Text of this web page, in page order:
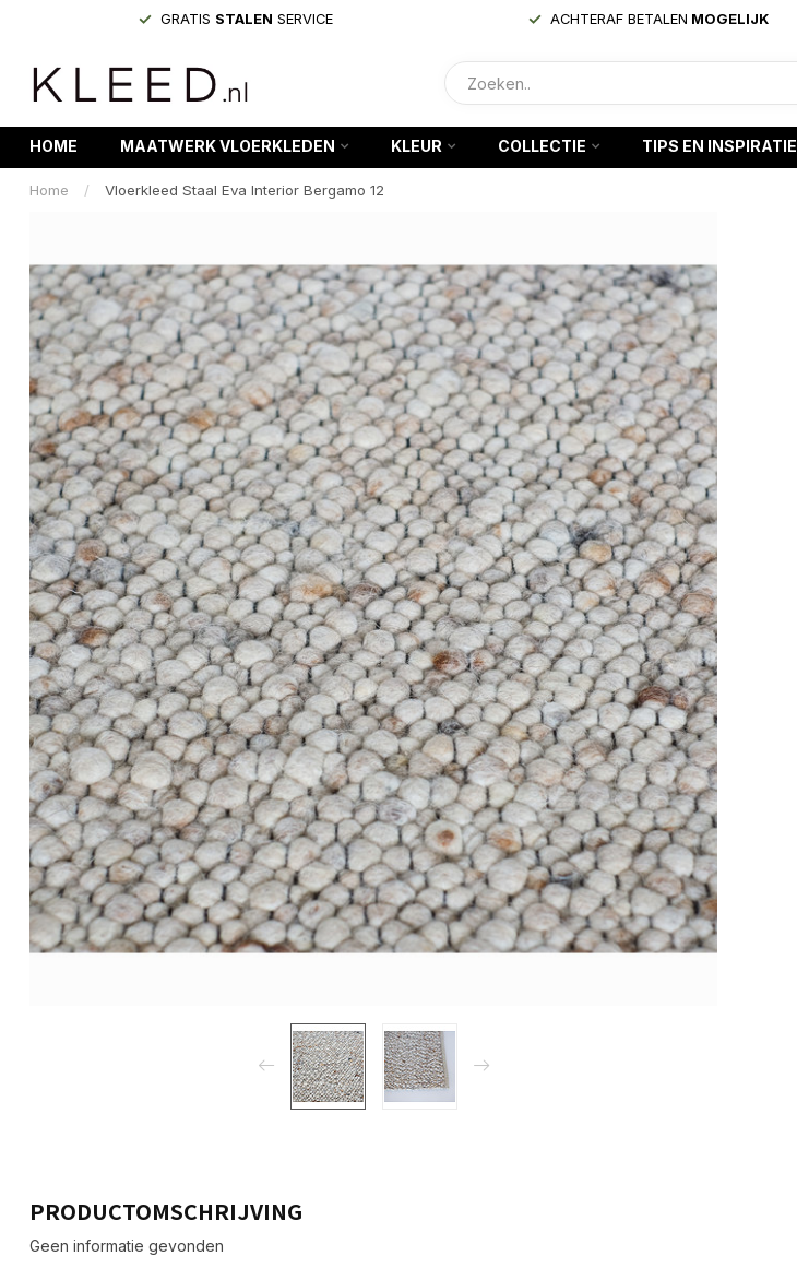
GRATIS STALEN SERVICE ACHTERAF BETALEN MOGELIJK
HOME MAATWERK VLOERKLEDEN KLEUR COLLECTIE TIPS EN INSPIRATIE
Home / Vloerkleed Staal Eva Interior Bergamo 12
PRODUCTOMSCHRIJVING
Geen informatie gevonden